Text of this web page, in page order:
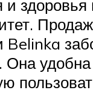
Она